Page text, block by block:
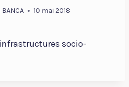
10 mai 2018
socio-